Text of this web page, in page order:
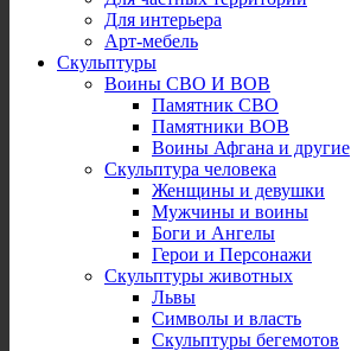
Для интерьера
Арт-мебель
Скульптуры
Воины СВО И ВОВ
Памятник СВО
Памятники ВОВ
Воины Афгана и другие
Скульптура человека
Женщины и девушки
Мужчины и воины
Боги и Ангелы
Герои и Персонажи
Скульптуры животных
Львы
Символы и власть
Скульптуры бегемотов